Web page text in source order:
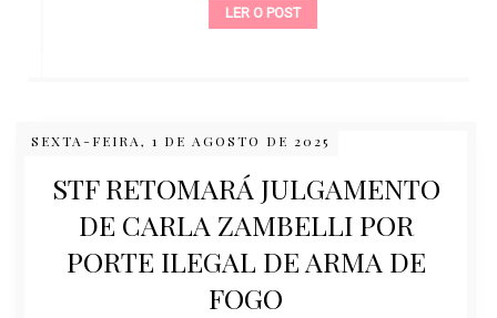
LER O POST
SEXTA-FEIRA, 1 DE AGOSTO DE 2025
STF RETOMARÁ JULGAMENTO
DE CARLA ZAMBELLI POR
PORTE ILEGAL DE ARMA DE
FOGO